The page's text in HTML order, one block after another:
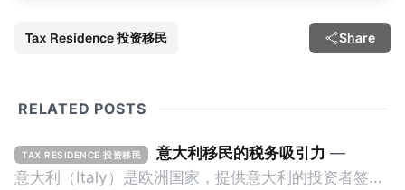
Tax Residence 投资移民 Share
RELATED POSTS
TAX RESIDENCE 投资移民 意大利移民的税务吸引力 —
意大利（Italy）是欧洲国家，提供意大利的投资者签证